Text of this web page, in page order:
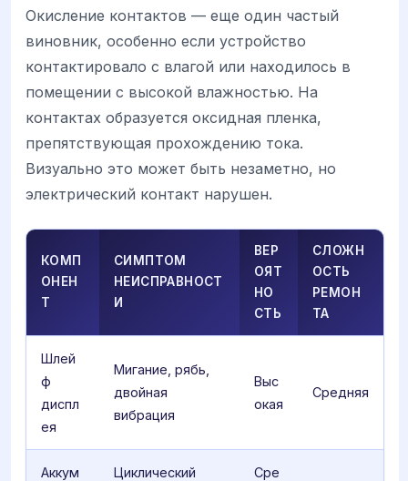
Окисление контактов — еще один частый
виновник, особенно если устройство
контактировало с влагой или находилось в
помещении с высокой влажностью. На
контактах образуется оксидная пленка,
препятствующая прохождению тока.
Визуально это может быть незаметно, но
электрический контакт нарушен.
КОМП
ОНЕН
Т
СИМПТОМ
НЕИСПРАВНОСТ
И
ВЕР
ОЯТ
НО
СТЬ
СЛОЖН
ОСТЬ
РЕМОН
ТА
Шлей
ф
диспл
ея
Мигание, рябь,
двойная
вибрация
Выс
окая
Средняя
Аккум
Циклический
Сре